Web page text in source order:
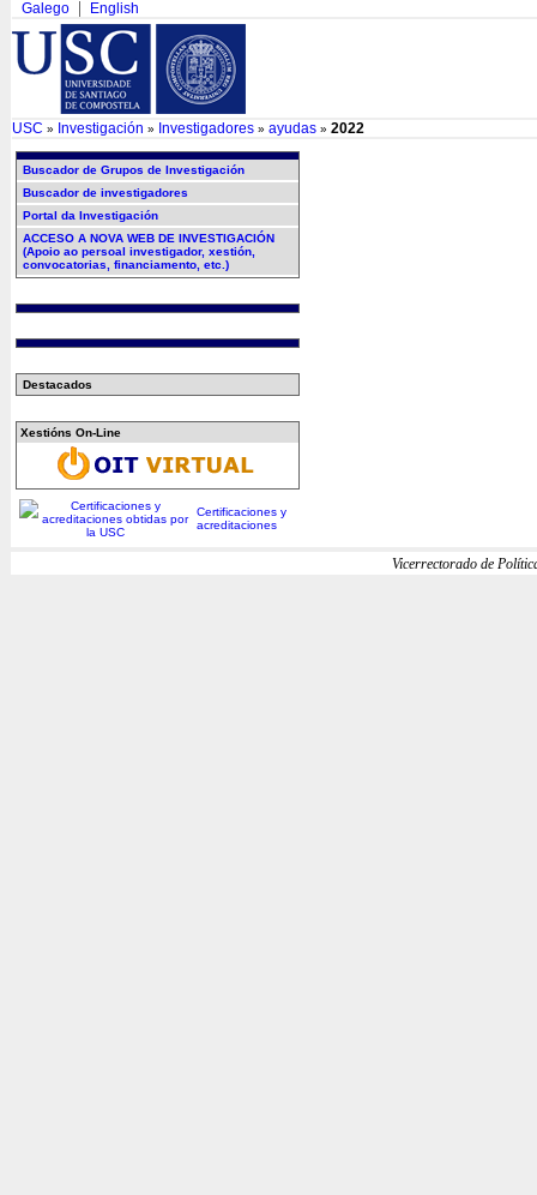
Galego English
USC » Investigación » Investigadores » ayudas » 2022
Buscador de Grupos de Investigación
Buscador de investigadores
Portal da Investigación
ACCESO A NOVA WEB DE INVESTIGACIÓN
(Apoio ao persoal investigador, xestión,
convocatorias, financiamento, etc.)
Destacados
Xestións On-Line
Certificaciones y
acreditaciones
Vicerrectorado de